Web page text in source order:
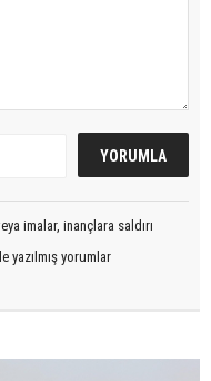
imalar, inançlara saldırı
yazılmış yorumlar